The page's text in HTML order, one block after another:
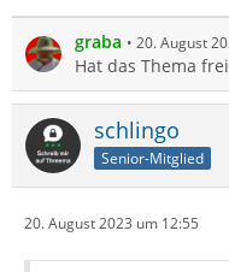
graba 20. August
Hat das Thema
schlingo
Senior-Mitglied
20. August 2023 um 12:55